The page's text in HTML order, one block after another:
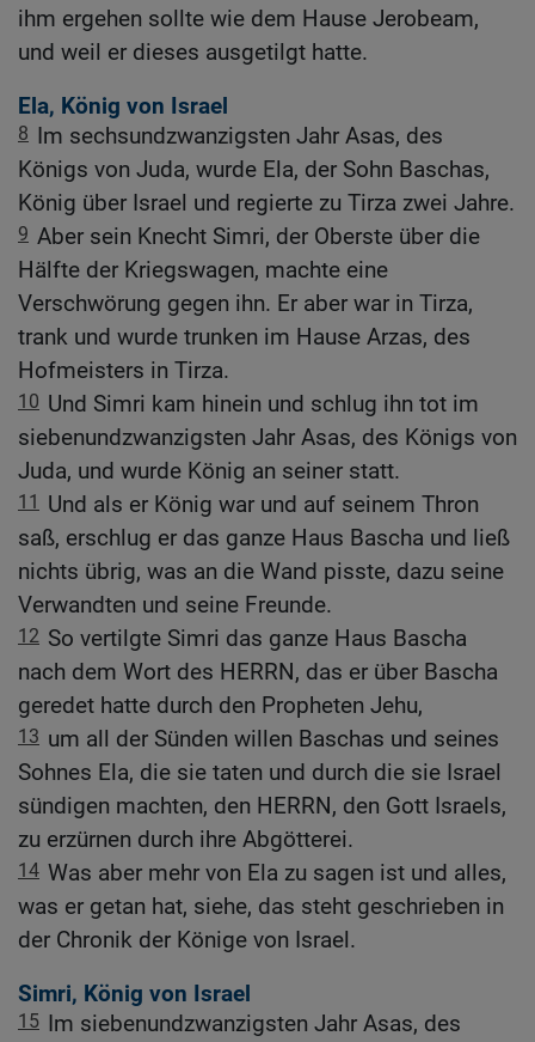
ihm ergehen sollte wie dem Hause Jerobeam,
und weil er dieses ausgetilgt hatte.
Ela, König von Israel
8 Im sechsundzwanzigsten Jahr Asas, des
Königs von Juda, wurde Ela, der Sohn Baschas,
König über Israel und regierte zu Tirza zwei Jahre.
9 Aber sein Knecht Simri, der Oberste über die
Hälfte der Kriegswagen, machte eine
Verschwörung gegen ihn. Er aber war in Tirza,
trank und wurde trunken im Hause Arzas, des
Hofmeisters in Tirza.
10 Und Simri kam hinein und schlug ihn tot im
siebenundzwanzigsten Jahr Asas, des Königs von
Juda, und wurde König an seiner statt.
11
Und als er König war und auf seinem Thron
saß, erschlug er das ganze Haus Bascha und ließ
nichts übrig, was an die Wand pisste, dazu seine
Verwandten und seine Freunde.
12 So vertilgte Simri das ganze Haus Bascha
nach dem Wort des HERRN, das er über Bascha
geredet hatte durch den Propheten Jehu,
13 um all der Sünden willen Baschas und seines
Sohnes Ela, die sie taten und durch die sie Israel
sündigen machten, den HERRN, den Gott Israels,
zu erzürnen durch ihre Abgötterei.
14 Was aber mehr von Ela zu sagen ist und alles,
was er getan hat, siehe, das steht geschrieben in
der Chronik der Könige von Israel.
Simri, König von Israel
15 Im siebenundzwanzigsten Jahr Asas, des